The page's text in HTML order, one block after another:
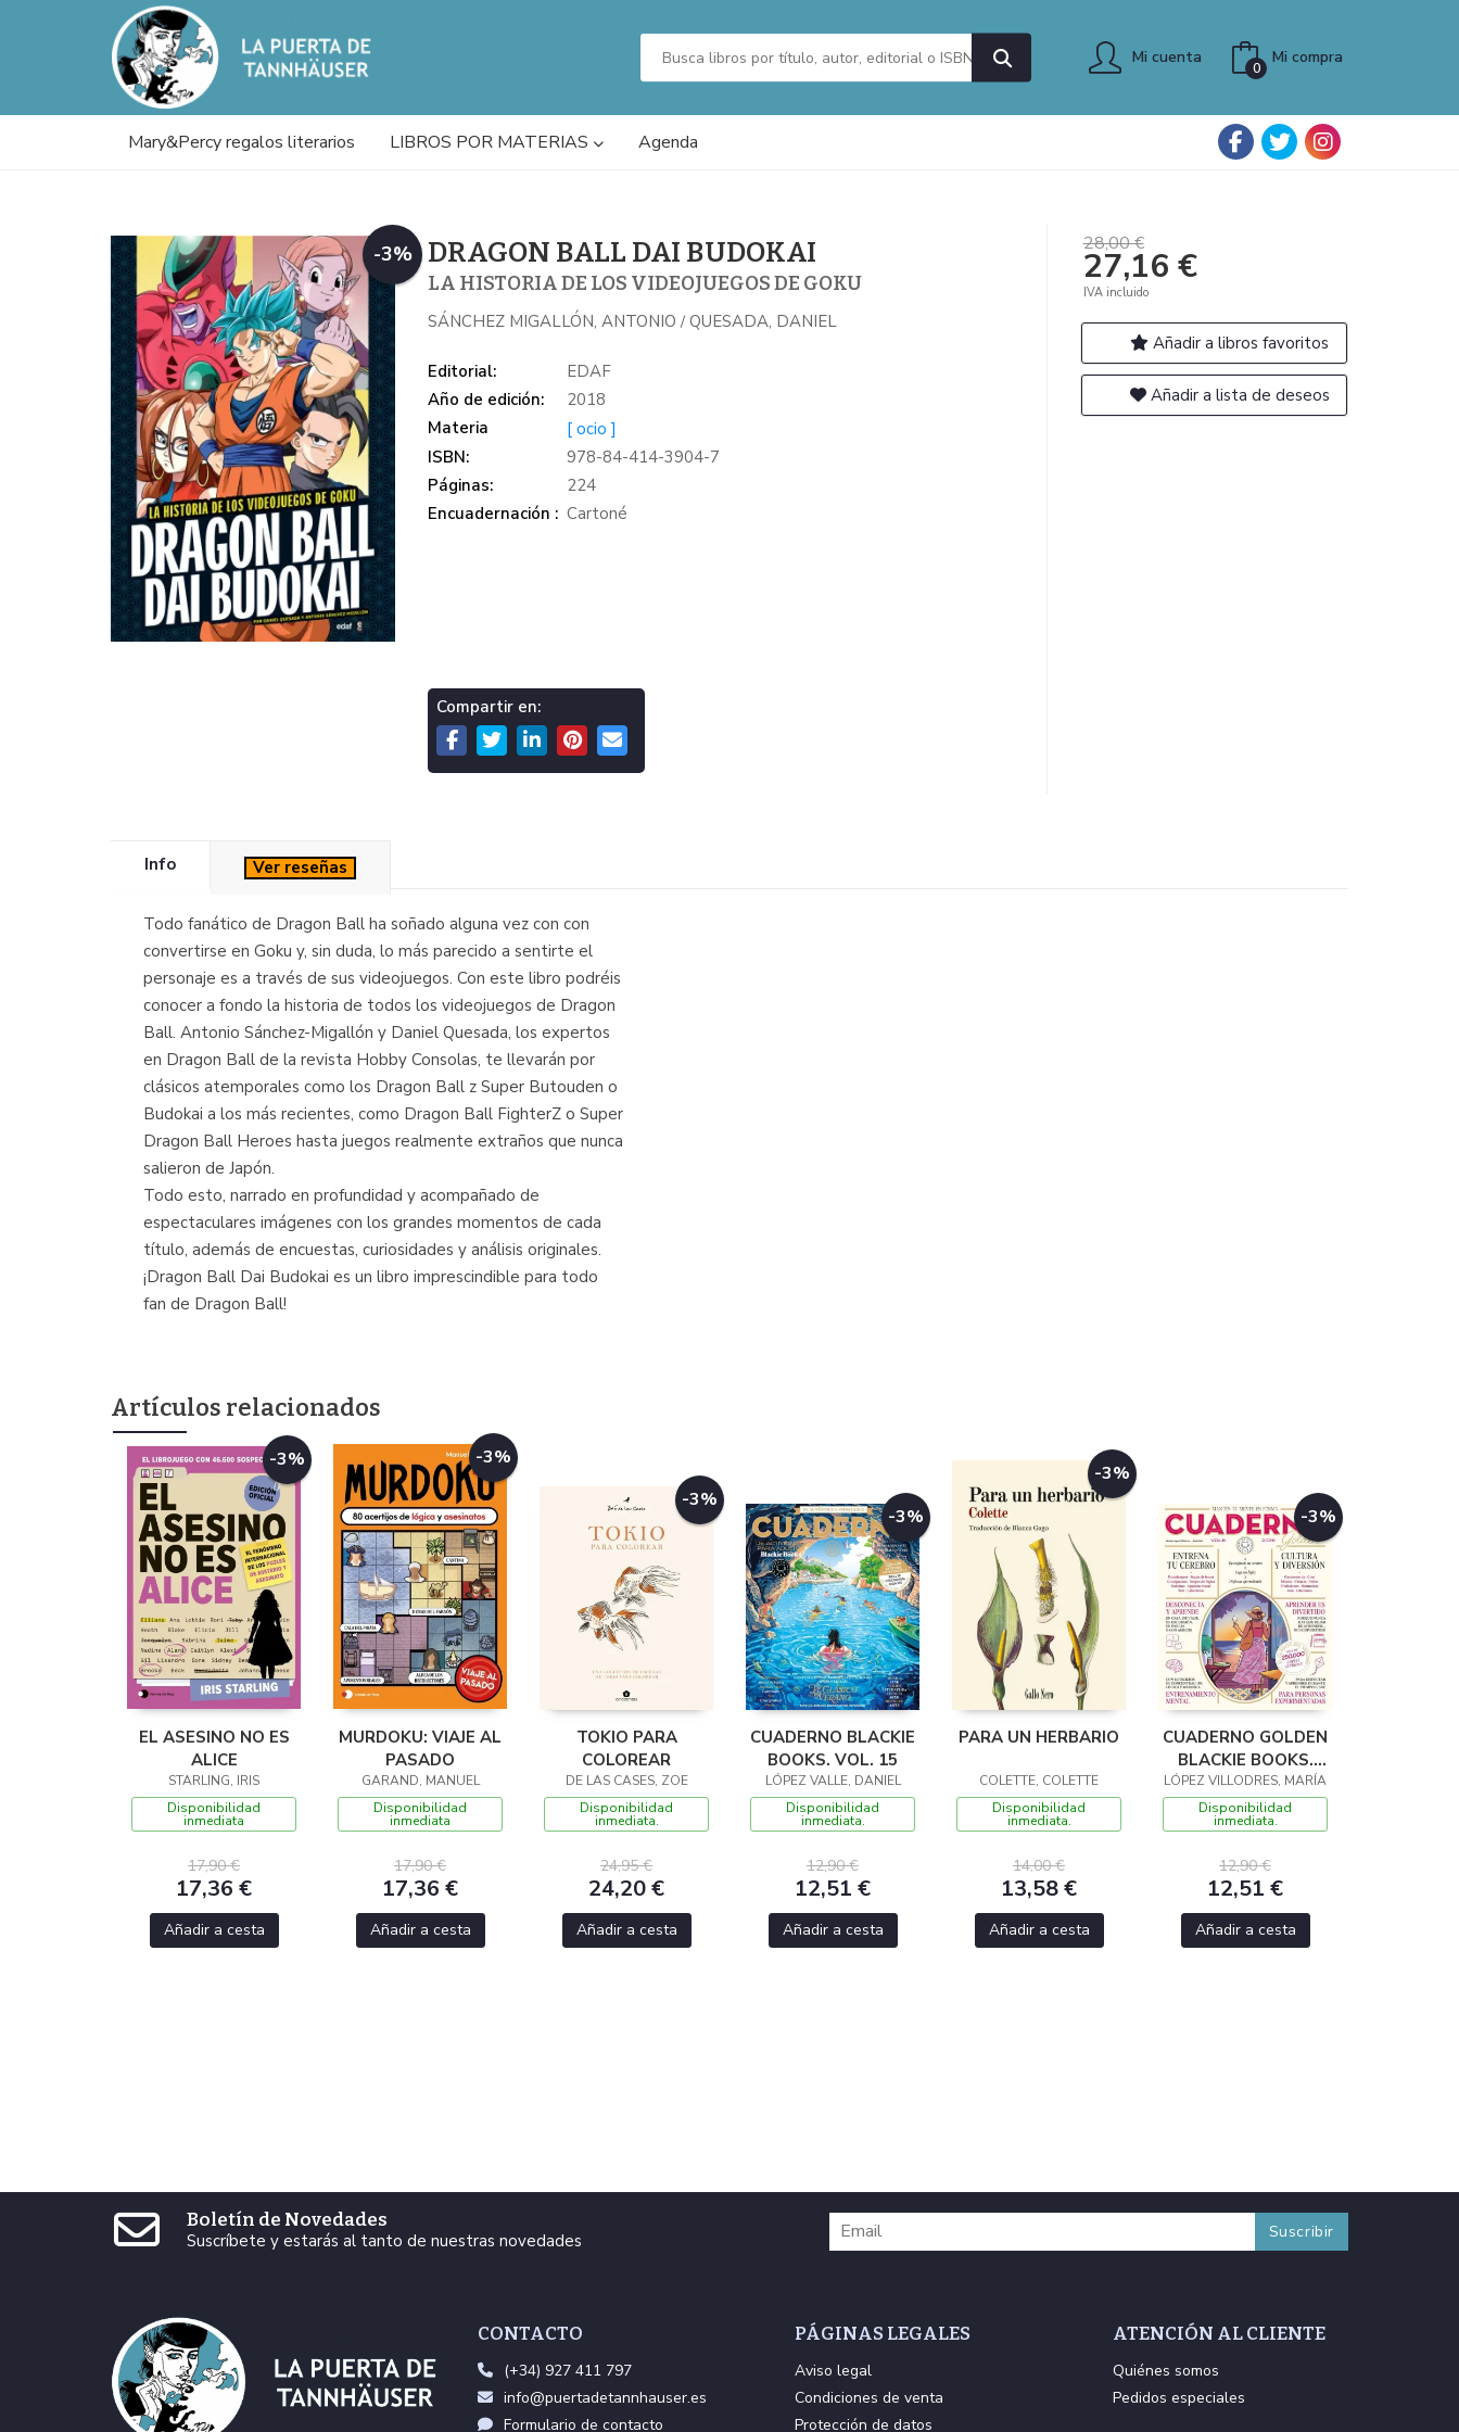
Mi cuenta Mi compra
0
Mary&Percy regalos literarios LIBROS POR MATERIAS Agenda
-3% DRAGON BALL DAI BUDOKAI
LA HISTORIA DE LOS VIDEOJUEGOS DE GOKU
SÁNCHEZ MIGALLÓN, ANTONIO/QUESADA, DANIEL
Editorial:
EDAF
Año de edición:
2018
Materia
[ ocio ]
ISBN:
978-84-414-3904-7
Páginas:
224
Encuadernación : Cartoné
Compartir en:
28,00 €
27,16 €
IVA incluido
Añadir a libros favoritos
Añadir a lista de deseos
Info Ver reseñas
Todo fanático de Dragon Ball ha soñado alguna vez con con
convertirse en Goku y, sin duda, lo más parecido a sentirte el
personaje es a través de sus videojuegos. Con este libro podréis
conocer a fondo la historia de todos los videojuegos de Dragon
Ball. Antonio Sánchez-Migallón y Daniel Quesada, los expertos
en Dragon Ball de la revista Hobby Consolas, te llevarán por
clásicos atemporales como los Dragon Ball z Super Butouden o
Budokai a los más recientes, como Dragon Ball FighterZ o Super
Dragon Ball Heroes hasta juegos realmente extraños que nunca
salieron de Japón.
Todo esto, narrado en profundidad y acompañado de
espectaculares imágenes con los grandes momentos de cada
título, además de encuestas, curiosidades y análisis originales.
¡Dragon Ball Dai Budokai es un libro imprescindible para todo
fan de Dragon Ball!
Artículos relacionados
-3%
EL ASESINO NO ES
ALICE
STARLING, IRIS
Disponibilidad
inmediata
17,90 €
17,36 €
Añadir a cesta
-3%
MURDOKU: VIAJE AL
PASADO
GARAND, MANUEL
Disponibilidad
inmediata
17,90 €
17,36 €
Añadir a cesta
-3%
TOKIO PARA
COLOREAR
DE LAS CASES, ZOE
Disponibilidad
inmediata.
24,95 €
24,20 €
Añadir a cesta
-3%
CUADERNO BLACKIE
BOOKS. VOL. 15
LÓPEZ VALLE, DANIEL
Disponibilidad
inmediata.
12,90 €
12,51 €
Añadir a cesta
-3%
PARA UN HERBARIO
COLETTE, COLETTE
Disponibilidad
inmediata.
14,00 €
13,58 €
Añadir a cesta
-3%
CUADERNO GOLDEN
BLACKIE BOOKS.
VOL. 6
LÓPEZ VILLODRES, MARÍA
Disponibilidad
inmediata.
12,90 €
12,51 €
Añadir a cesta
Boletín de Novedades
Suscríbete y estarás al tanto de nuestras novedades
CONTACTO
(+34) 927 411 797
info@puertadetannhauser.es
Formulario de contacto
PÁGINAS LEGALES
Aviso legal
Condiciones de venta
Protección de datos
ATENCIÓN AL CLIENTE
Quiénes somos
Pedidos especiales